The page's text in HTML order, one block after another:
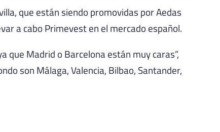
que están siendo promovidas por Aedas
a cabo Primevest en el mercado español.
Madrid o Barcelona están muy caras”,
son Málaga, Valencia, Bilbao, Santander,